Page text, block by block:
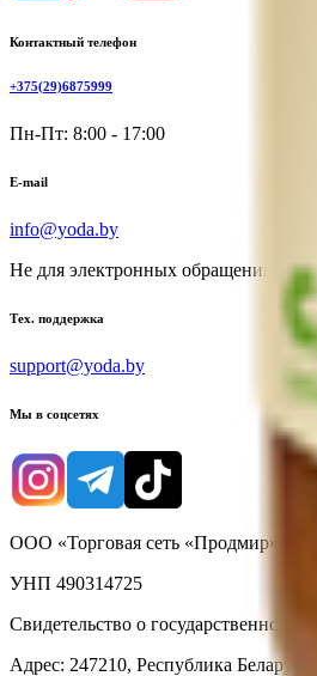
Контактный телефон
+375(29)6875999
Пн-Пт: 8:00 - 17:00
E-mail
info@yoda.by
Не для электронных обращений
Тех. поддержка
support@yoda.by
Мы в соцсетях
ООО «Торговая сеть «Продмир»
УНП 490314725
Свидетельство о государственной
Адрес: 247210, Республика